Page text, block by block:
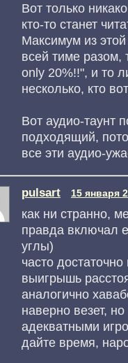
Вот только
кто-то станет
Максимум из этой
всей тиме разом,
only 20%!!", и то
несколько, кто
Вот аудио-таунт
подходящий,
все эти аудио-
pulsart 15 января
как ни странно,
правда включал
углы)
часто
выигрышь
аналогично
наверно везет,
адекватными
дайте время,